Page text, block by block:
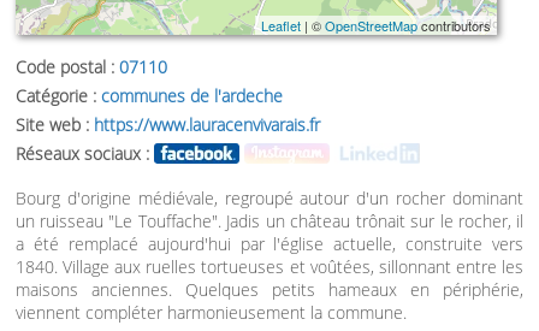
Leaflet| ©OpenStreetMapcontributors
Code postal : 07110
Catégorie : communes de l'ardeche
Site web : https://www.lauracenvivarais.fr
Réseaux sociaux :
Bourg d'origine médiévale, regroupé autour d'un rocher dominant
un ruisseau "Le Touffache". Jadis un château trônait sur le rocher, il
a été remplacé aujourd'hui par l'église actuelle, construite vers
1840. Village aux ruelles tortueuses et voûtées, sillonnant entre les
maisons anciennes. Quelques petits hameaux en périphérie,
viennent compléter harmonieusement la commune.